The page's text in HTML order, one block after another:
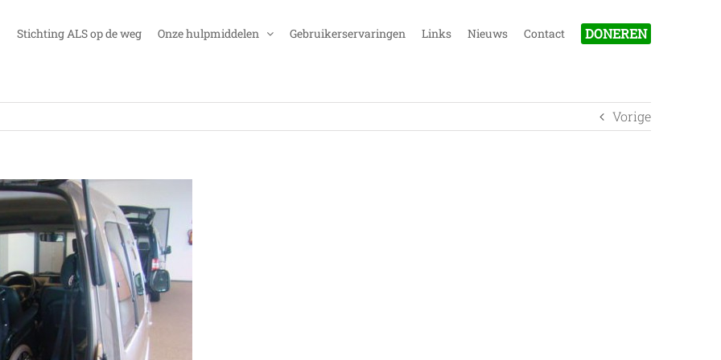
Stichting ALS op de weg Onze hulpmiddelen Gebruikerservaringen Links Nieuws Contact DONEREN
Vorige